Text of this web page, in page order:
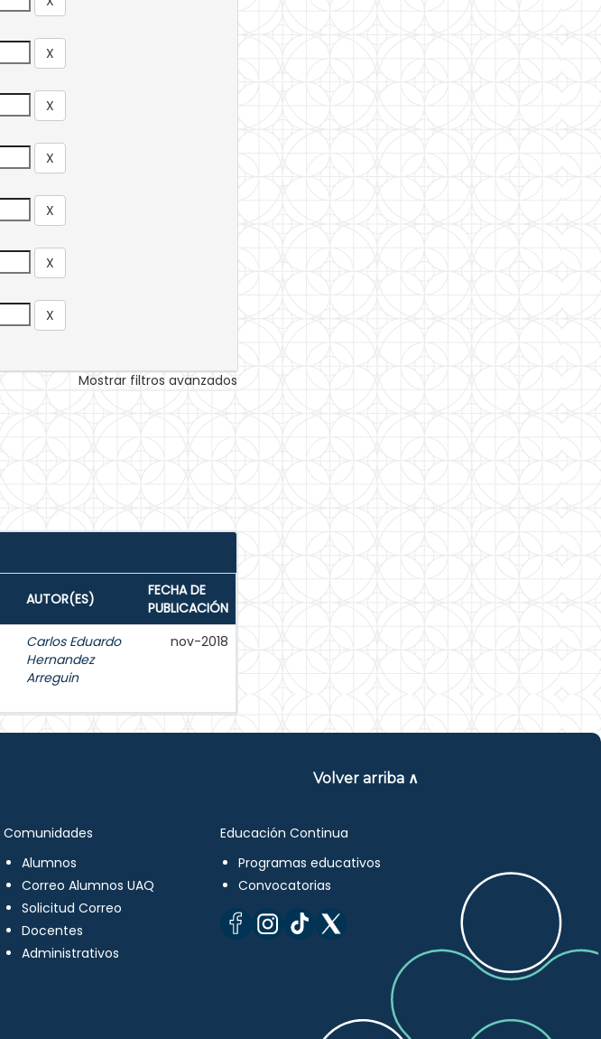
Mostrar filtros avanzados
AUTOR(ES)
FECHA DE
PUBLICACIÓN
Carlos Eduardo
Hernandez
Arreguin
nov-2018
Volver arriba ∧
Comunidades
Alumnos
Correo Alumnos UAQ
Solicitud Correo
Docentes
Administrativos
Educación Continua
Programas educativos
Convocatorias